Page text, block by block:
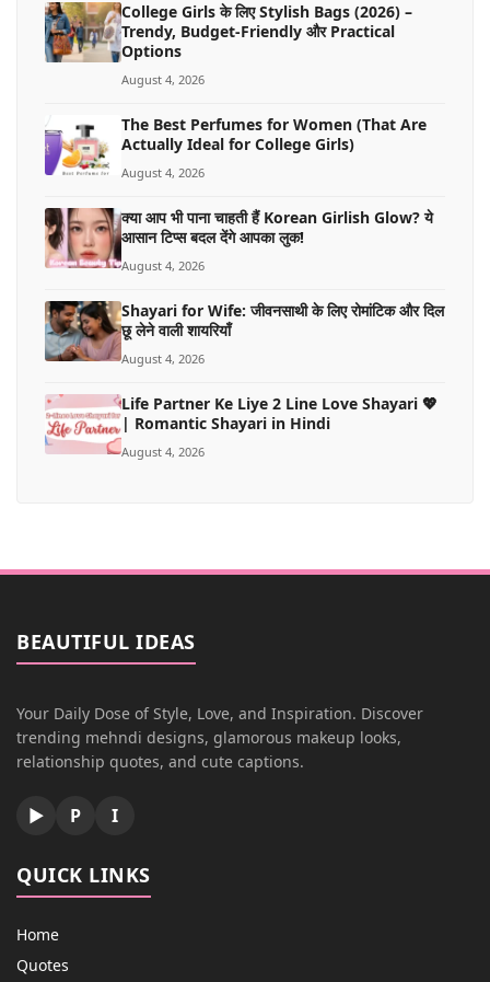
College Girls के लिए Stylish Bags (2026) –
Trendy, Budget-Friendly और Practical
Options
August 4, 2026
The Best Perfumes for Women (That Are
Actually Ideal for College Girls)
August 4, 2026
क्या आप भी पाना चाहती हैं Korean Girlish Glow? ये
आसान टिप्स बदल देंगे आपका लुक!
August 4, 2026
Shayari for Wife: जीवनसाथी के लिए रोमांटिक और दिल
छू लेने वाली शायरियाँ
August 4, 2026
Life Partner Ke Liye 2 Line Love Shayari 💖
| Romantic Shayari in Hindi
August 4, 2026
BEAUTIFUL IDEAS
Your Daily Dose of Style, Love, and Inspiration. Discover
trending mehndi designs, glamorous makeup looks,
relationship quotes, and cute captions.
▶ P I
QUICK LINKS
Home
Quotes